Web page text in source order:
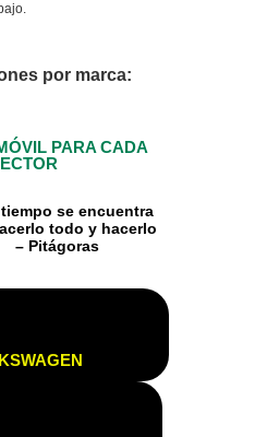
por marca:
PARA CADA
se encuentra
todo y hacerlo
– Pitágoras